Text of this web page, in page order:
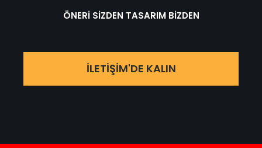
ÖNERİ SİZDEN TASARIM BİZDEN
İLETİŞİM'DE KALIN